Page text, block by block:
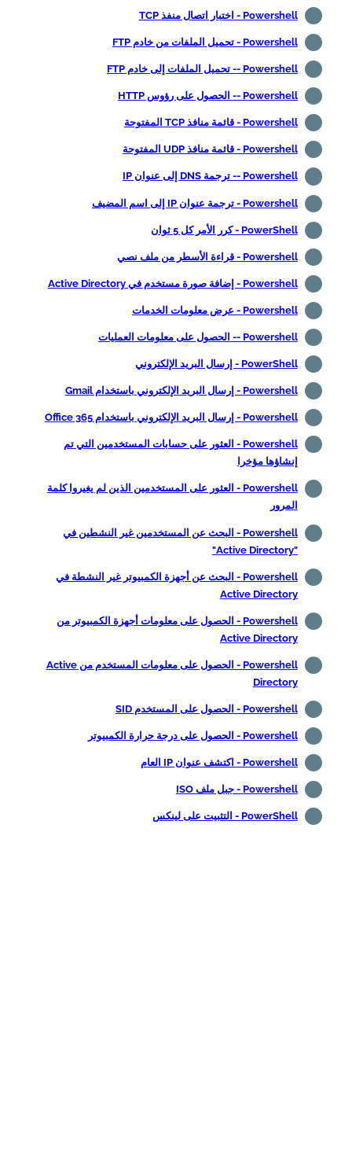
Powershell - اختبار اتصال منفذ TCP
Powershell - تحميل الملفات من خادم FTP
Powershell -- تحميل الملفات إلى خادم FTP
Powershell -- الحصول على رؤوس HTTP
Powershell - قائمة منافذ TCP المفتوحة
Powershell - قائمة منافذ UDP المفتوحة
Powershell -- ترجمة DNS إلى عنوان IP
Powershell - ترجمة عنوان IP إلى اسم المضيف
PowerShell - كرر الأمر كل 5 ثوان
Powershell - قراءة الأسطر من ملف نصي
Powershell - إضافة صورة مستخدم في Active Directory
Powershell - عرض معلومات الخدمات
Powershell -- الحصول على معلومات العمليات
PowerShell - إرسال البريد الإلكتروني
Powershell - إرسال البريد الإلكتروني باستخدام Gmail
Powershell - إرسال البريد الإلكتروني باستخدام Office 365
Powershell - العثور على حسابات المستخدمين التي تم
إنشاؤها مؤخرا
Powershell - العثور على المستخدمين الذين لم يغيروا كلمة
Powershell - البحث عن المستخدمين غير النشطين في
Powershell - البحث عن أجهزة الكمبيوتر غير النشطة في
Active Directory
Powershell - الحصول على معلومات أجهزة الكمبيوتر من
Active Directory
Powershell - الحصول على معلومات المستخدم من Active
Directory
Powershell - الحصول على المستخدم SID
Powershell - الحصول على درجة حرارة الكمبيوتر
Powershell - اكتشف عنوان IP العام
Powershell - جبل ملف ISO
PowerShell - التثبيت على لينكس